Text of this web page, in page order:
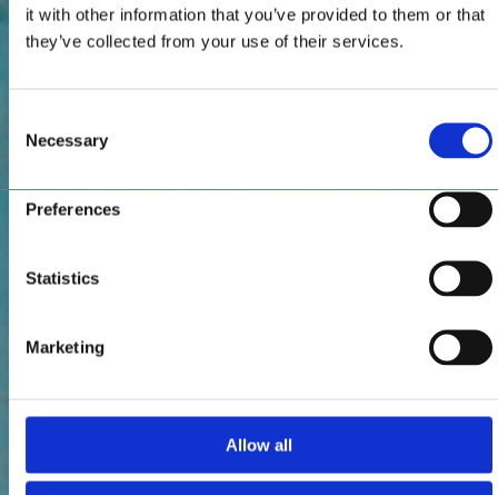
it with other information that you’ve provided to them or that
they’ve collected from your use of their services.
Selection
Necessary
Preferences
Statistics
Marketing
Allow all